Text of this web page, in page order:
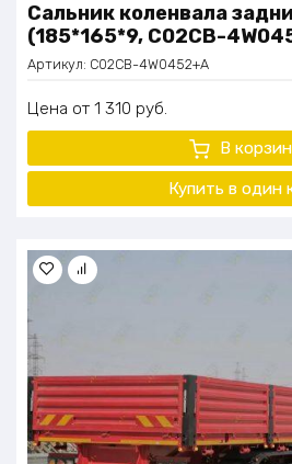
Сальник коленвала
(185*165*9, C02CB-
Артикул: C02CB-4W0452+A
Цена 1 310 руб.
В
Купить в один